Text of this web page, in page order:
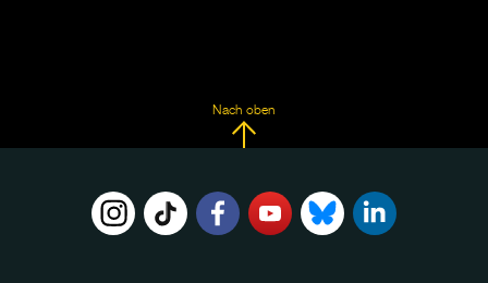
Nach oben